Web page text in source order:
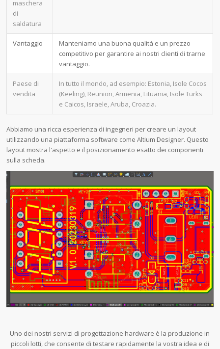
maschera
di
saldatura
Vantaggio
Manteniamo una buona qualità e un prezzo
competitivo per garantire ai nostri clienti di trarne
vantaggio.
Paese di
vendita
In tutto il mondo, ad esempio: Estonia, Isole Cocos
(Keeling), Reunion, Armenia, Lituania, Isole Turks
e Caicos, Israele, Aruba, Croazia.
Abbiamo una ricca esperienza di ingegneri per creare un layout
utilizzando una piattaforma software come Altium Designer. Questo
layout mostra l'aspetto e il posizionamento esatto dei componenti
sulla scheda.
Uno dei nostri servizi di progettazione hardware è la produzione in
piccoli lotti, che consente di testare rapidamente la vostra idea e di